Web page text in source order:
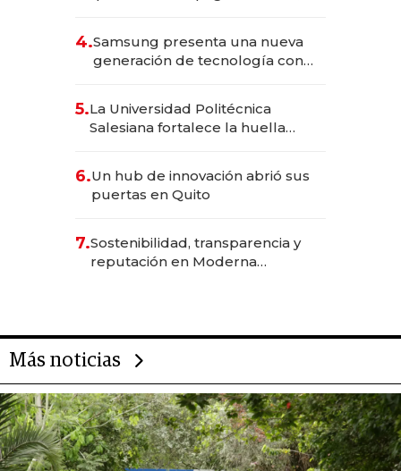
4.Samsung presenta una nueva
generación de tecnología con
5.La Universidad Politécnica
Salesiana fortalece la huella
6.Un hub de innovación abrió sus
puertas en Quito
7.Sostenibilidad, transparencia y
reputación en Moderna
Más noticias